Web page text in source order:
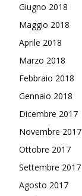
Giugno 2018
Maggio 2018
Aprile 2018
Marzo 2018
Febbraio 2018
Gennaio 2018
Dicembre 2017
Novembre 2017
Ottobre 2017
Settembre 2017
Agosto 2017